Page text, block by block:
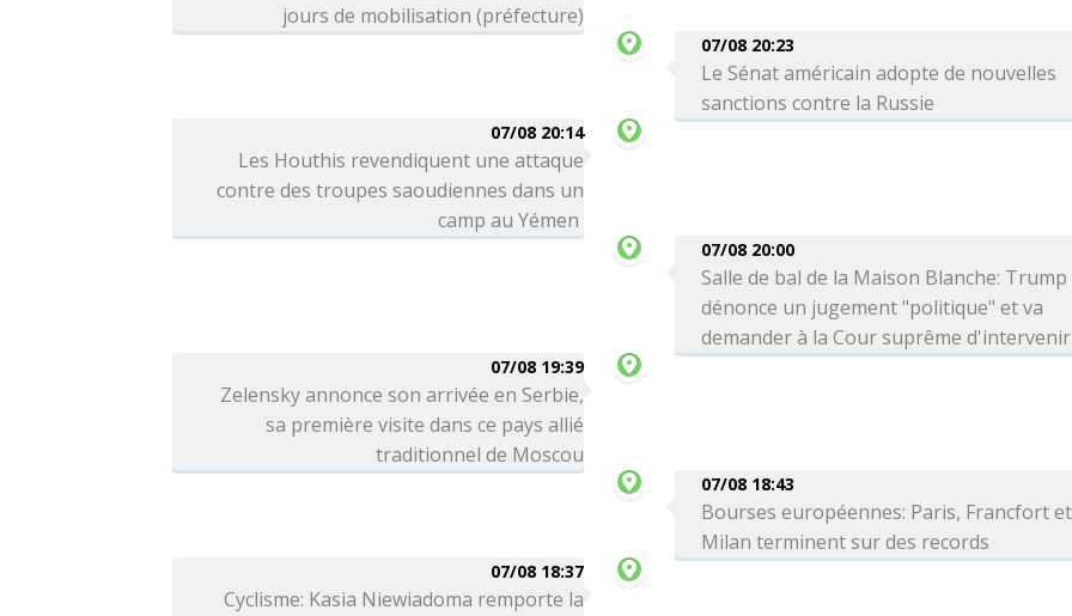
jours de mobilisation (préfecture)
07/08 20:23
Le Sénat américain adopte de nouvelles
sanctions contre la Russie
07/08 20:14
Les Houthis revendiquent une attaque
contre des troupes saoudiennes dans un
camp au Yémen
07/08 20:00
Salle de bal de la Maison Blanche: Trump
dénonce un jugement "politique" et va
demander à la Cour suprême d'intervenir
07/08 19:39
Zelensky annonce son arrivée en Serbie,
sa première visite dans ce pays allié
traditionnel de Moscou
07/08 18:43
Bourses européennes: Paris, Francfort et
Milan terminent sur des records
07/08 18:37
Cyclisme: Kasia Niewiadoma remporte la